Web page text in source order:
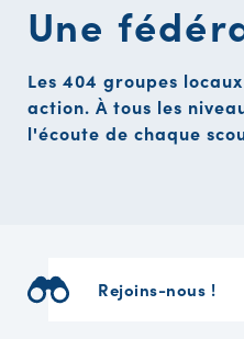
Une
Les 404 groupes
action. À tous les
l'écoute de chaque
Rejoins-nous !